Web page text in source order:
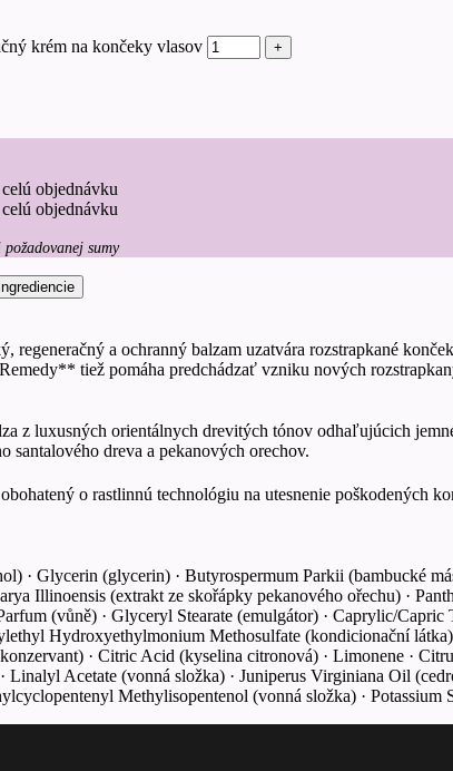
krém na končeky vlasov
objednávku
objednávku
sumy
Ingrediencie
regeneračný a ochranný balzam uzatvára rozstrapkané
tiež pomáha predchádzať vzniku nových
z luxusných orientálnych drevitých tónov odhaľujúcich
santalového dreva a pekanových orechov.
o rastlinnú technológiu na utesnenie poškodených
· Glycerin (glycerin) · Butyrospermum Parkii (bambucké
Illinoensis (extrakt ze skořápky pekanového ořechu) ·
(vůně) · Glyceryl Stearate (emulgátor) · Caprylic/
Hydroxyethylmonium Methosulfate (kondicionační
· Citric Acid (kyselina citronová) · Limonene ·
Linalyl Acetate (vonná složka) · Juniperus Virginiana Oil
Methylisopentenol (vonná složka) ·